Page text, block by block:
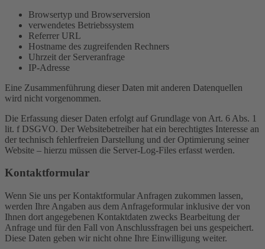
Browsertyp und Browserversion
verwendetes Betriebssystem
Referrer URL
Hostname des zugreifenden Rechners
Uhrzeit der Serveranfrage
IP-Adresse
Eine Zusammenführung dieser Daten mit anderen Datenquellen
wird nicht vorgenommen.
Die Erfassung dieser Daten erfolgt auf Grundlage von Art. 6 Abs. 1
lit. f DSGVO. Der Websitebetreiber hat ein berechtigtes Interesse an
der technisch fehlerfreien Darstellung und der Optimierung seiner
Website – hierzu müssen die Server-Log-Files erfasst werden.
Kontaktformular
Wenn Sie uns per Kontaktformular Anfragen zukommen lassen,
werden Ihre Angaben aus dem Anfrageformular inklusive der von
Ihnen dort angegebenen Kontaktdaten zwecks Bearbeitung der
Anfrage und für den Fall von Anschlussfragen bei uns gespeichert.
Diese Daten geben wir nicht ohne Ihre Einwilligung weiter.